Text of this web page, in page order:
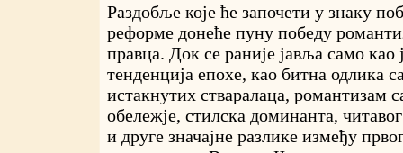
Раздобље које ће започети у знаку
реформе донеће пуну победу
правца. Док се раније јавља само
тенденција епохе, као битна одлика
истакнутих стваралаца, романтизам
обележје, стилска доминанта,
и друге значајне разлике између